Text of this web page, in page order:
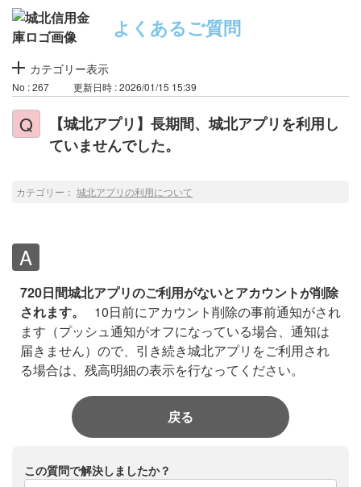
よくあるご質問
カテゴリー表示
No : 267 更新日時 : 2026/01/15 15:39
【城北アプリ】長期間、城北アプリを利用し
ていませんでした。
カテゴリー： 城北アプリの利用について
720日間城北アプリのご利用がないとアカウントが削除
されます。
10日前にアカウント削除の事前通知がされ
ます（プッシュ通知がオフになっている場合、通知は
届きません）ので、引き続き城北アプリをご利用され
る場合は、残高明細の表示を行なってください。
戻る
この質問で解決しましたか？